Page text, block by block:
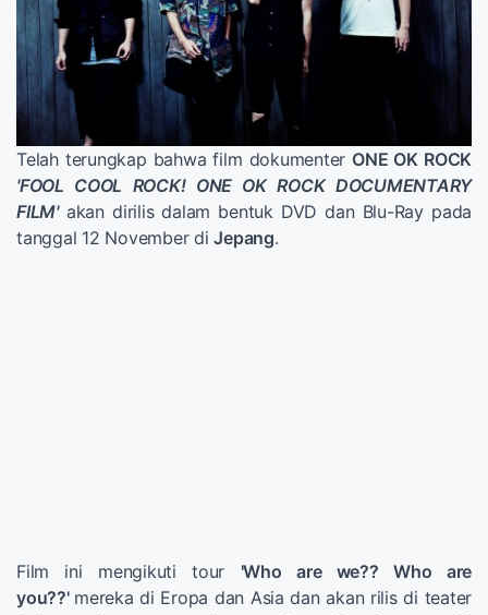
Telah terungkap bahwa film dokumenter ONE OK ROCK
'FOOL COOL ROCK! ONE OK ROCK DOCUMENTARY
FILM'akan dirilis dalam bentuk DVD dan Blu-Ray pada
tanggal 12 November diJepang.
Film ini mengikuti tour 'Who are we?? Who are
you??' mereka di Eropa dan Asia dan akan rilis di teater